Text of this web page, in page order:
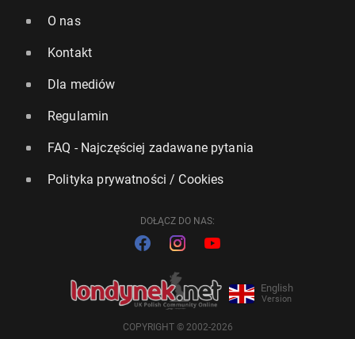
O nas
Kontakt
Dla mediów
Regulamin
FAQ - Najczęściej zadawane pytania
Polityka prywatności / Cookies
DOŁĄCZ DO NAS:
English
Version
COPYRIGHT © 2002-2026